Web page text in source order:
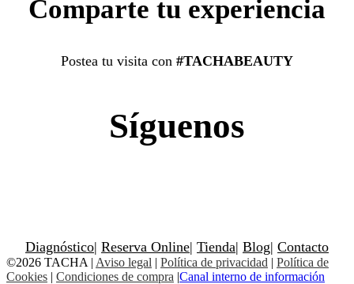
Comparte tu experiencia
Postea tu visita con #TACHABEAUTY
Síguenos
Diagnóstico| Reserva Online| Tienda| Blog| Contacto
©2026 TACHA | Aviso legal | Política de privacidad | Política de
Cookies | Condiciones de compra |Canal interno de información